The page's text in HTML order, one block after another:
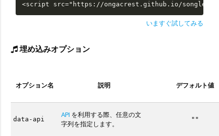
<script src="https://ongacrest.github.io/songle-
いますぐ試してみる
埋め込みオプション
オプション名 説明 デフォルト値
data-api
API を利用する際、任意の文
字列を指定します。
""